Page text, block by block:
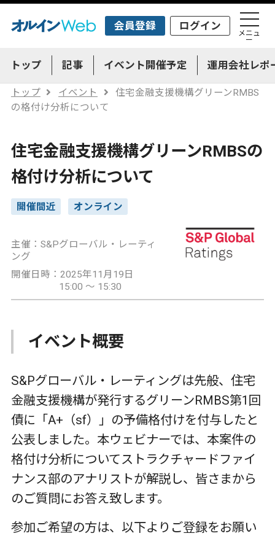
会員登録 ログイン
メニュ
ー
トップ 記事 イベント開催予定 運用会社レポ
トップ イベント
住宅金融支援機構グリーンRMBS
の格付け分析について
住宅金融支援機構グリーンRMBSの
格付け分析について
開催間近 オンライン
主催：S&Pグローバル・レーティ
ング
開催日時：2025年11月19日
15:00 ～ 15:30
イベント概要
S&Pグローバル・レーティングは先般、住宅
金融支援機構が発行するグリーンRMBS第1回
債に「A+（sf）」の予備格付けを付与したと
公表しました。本ウェビナーでは、本案件の
格付け分析についてストラクチャードファイ
ナンス部のアナリストが解説し、皆さまから
のご質問にお答え致します。
‌参加ご希望の方は、以下よりご登録をお願い